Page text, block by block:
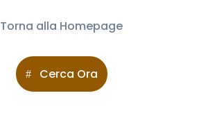
Torna alla Homepage
Cerca Ora